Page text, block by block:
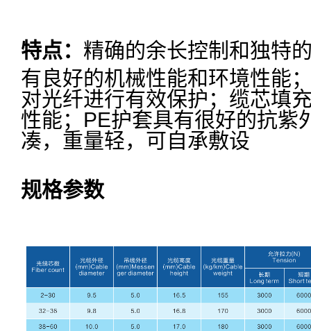
特点： 精确的余长控制和独特
有良好的机械性能和环境性能
对光纤进行有效保护；缆芯填
性能；PE护套具有很好的抗紫
凑，重量轻，可自承敷设
规格参数